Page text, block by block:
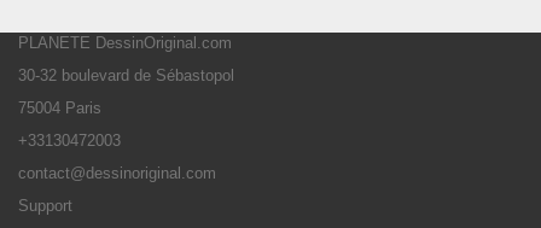
PLANETE DessinOriginal.com
30-32 boulevard de Sébastopol
75004 Paris
+33130472003
contact@dessinoriginal.com
Support